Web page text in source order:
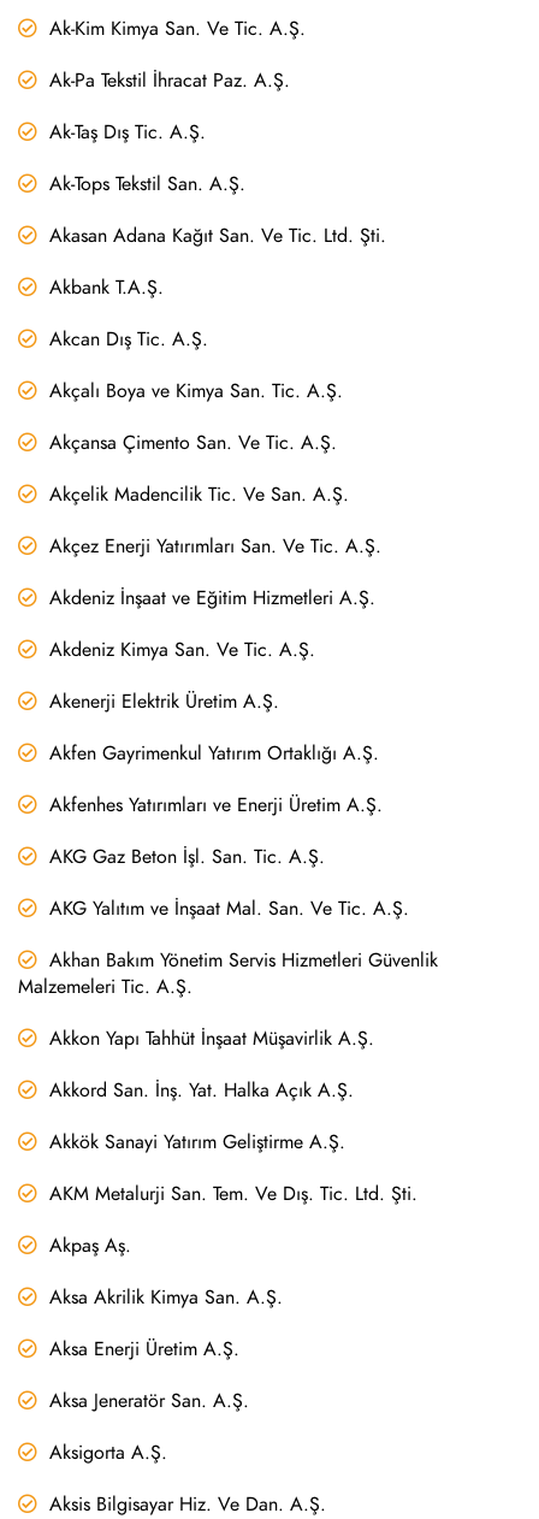
Ak-Kim Kimya San. Ve Tic. A.Ş.
Ak-Pa Tekstil İhracat Paz. A.Ş.
Ak-Taş Dış Tic. A.Ş.
Ak-Tops Tekstil San. A.Ş.
Akasan Adana Kağıt San. Ve Tic. Ltd. Şti.
Akbank T.A.Ş.
Akcan Dış Tic. A.Ş.
Akçalı Boya ve Kimya San. Tic. A.Ş.
Akçansa Çimento San. Ve Tic. A.Ş.
Akçelik Madencilik Tic. Ve San. A.Ş.
Akçez Enerji Yatırımları San. Ve Tic. A.Ş.
Akdeniz İnşaat ve Eğitim Hizmetleri A.Ş.
Akdeniz Kimya San. Ve Tic. A.Ş.
Akenerji Elektrik Üretim A.Ş.
Akfen Gayrimenkul Yatırım Ortaklığı A.Ş.
Akfenhes Yatırımları ve Enerji Üretim A.Ş.
AKG Gaz Beton İşl. San. Tic. A.Ş.
AKG Yalıtım ve İnşaat Mal. San. Ve Tic. A.Ş.
Akhan Bakım Yönetim Servis Hizmetleri Güvenlik
Malzemeleri Tic. A.Ş.
Akkon Yapı Tahhüt İnşaat Müşavirlik A.Ş.
Akkord San. İnş. Yat. Halka Açık A.Ş.
Akkök Sanayi Yatırım Geliştirme A.Ş.
AKM Metalurji San. Tem. Ve Dış. Tic. Ltd. Şti.
Akpaş Aş.
Aksa Akrilik Kimya San. A.Ş.
Aksa Enerji Üretim A.Ş.
Aksa Jeneratör San. A.Ş.
Aksigorta A.Ş.
Aksis Bilgisayar Hiz. Ve Dan. A.Ş.